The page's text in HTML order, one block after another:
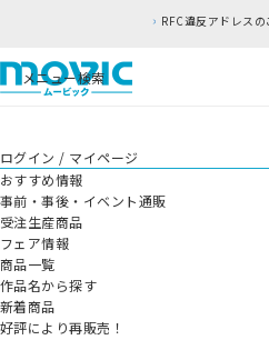
RFC違反アドレス
メニュー検索
ログイン / マイページ
おすすめ情報
事前・事後・イベント通販
受注生産商品
フェア情報
商品一覧
作品名から探す
新着商品
好評により再販売！